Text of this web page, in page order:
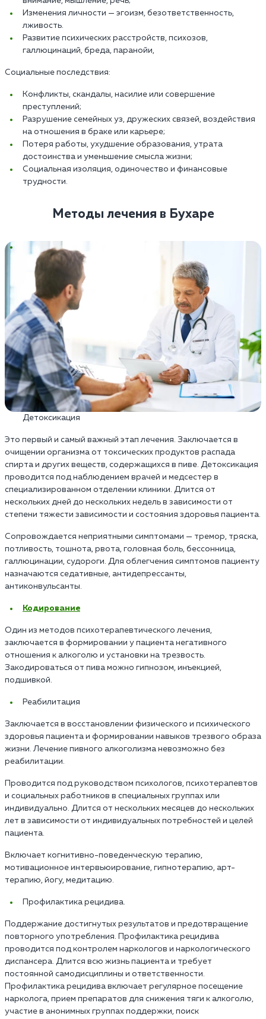
Изменения личности — эгоизм, безответственность,
лживость.
Развитие психических расстройств, психозов,
галлюцинаций, бреда, паранойи,
Социальные последствия:
Конфликты, скандалы, насилие или совершение
преступлений;
Разрушение семейных уз, дружеских связей, воздействия
на отношения в браке или карьере;
Потеря работы, ухудшение образования, утрата
достоинства и уменьшение смысла жизни;
Социальная изоляция, одиночество и финансовые
трудности.
Методы лечения в Бухаре
Детоксикация
Это первый и самый важный этап лечения. Заключается в
очищении организма от токсических продуктов распада
спирта и других веществ, содержащихся в пиве. Детоксикация
проводится под наблюдением врачей и медсестер в
специализированном отделении клиники. Длится от
нескольких дней до нескольких недель в зависимости от
степени тяжести зависимости и состояния здоровья пациента.
Сопровождается неприятными симптомами — тремор, тряска,
потливость, тошнота, рвота, головная боль, бессонница,
галлюцинации, судороги. Для облегчения симптомов пациенту
назначаются седативные, антидепрессанты,
антиконвульсанты.
Кодирование
Один из методов психотерапевтического лечения,
заключается в формировании у пациента негативного
отношения к алкоголю и установки на трезвость.
Закодироваться от пива можно гипнозом, инъекцией,
подшивкой.
Реабилитация
Заключается в восстановлении физического и психического
здоровья пациента и формировании навыков трезвого образа
жизни. Лечение пивного алкоголизма невозможно без
реабилитации.
Проводится под руководством психологов, психотерапевтов
и социальных работников в специальных группах или
индивидуально. Длится от нескольких месяцев до нескольких
лет в зависимости от индивидуальных потребностей и целей
пациента.
Включает когнитивно-поведенческую терапию,
мотивационное интервьюирование, гипнотерапию, арт-
терапию, йогу, медитацию.
Профилактика рецидива.
Поддержание достигнутых результатов и предотвращение
повторного употребления. Профилактика рецидива
проводится под контролем наркологов и наркологического
диспансера. Длится всю жизнь пациента и требует
постоянной самодисциплины и ответственности.
Профилактика рецидива включает регулярное посещение
нарколога, прием препаратов для снижения тяги к алкоголю,
участие в анонимных группах поддержки, поиск